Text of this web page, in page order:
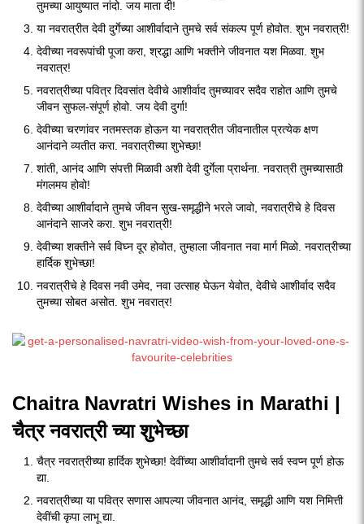
तुमच्या आयुष्यात नांदो. जय माता दी!
या नवरात्रीत देवी दुर्गेच्या आशीर्वादाने तुमचे सर्व संकल्प पूर्ण होवोत. शुभ नवरात्री!
देवीच्या नवरूपांची पूजा करा, श्रद्धा आणि भक्तीने जीवनात यश मिळवा. शुभ
नवरात्र!
नवरात्रीच्या पवित्र दिवसांत देवीचे आशीर्वाद तुमच्यावर सदैव राहोत आणि तुमचे
जीवन सुफल-संपूर्ण होवो. जय देवी दुर्गा!
देवीच्या चरणांवर नतमस्तक होऊन या नवरात्रीत जीवनातील प्रत्येक क्षण
आनंदाने व्यतीत करा. नवरात्रीच्या शुभेच्छा!
शांती, आनंद आणि संपत्ती मिळावी अशी देवी दुर्गेला प्रार्थना. नवरात्री तुमच्यासाठी
मंगलमय होवो!
देवीच्या आशीर्वादाने तुमचे जीवन सुख-समृद्धीने भरले जावो, नवरात्रीचे हे दिवस
आनंदाने साजरे करा. शुभ नवरात्री!
देवीच्या शक्तीने सर्व विघ्न दूर होवोत, तुम्हाला जीवनात नवा मार्ग मिळो. नवरात्रीच्या
हार्दिक शुभेच्छा!
नवरात्रीचे हे दिवस नवी उमेद, नवा उत्साह घेऊन येवोत, देवीचे आशीर्वाद सदैव
तुमच्या सोबत असोत. शुभ नवरात्र!
Chaitra Navratri Wishes in Marathi |
चैत्र नवरात्री च्या शुभेच्छा
चैत्र नवरात्रीच्या हार्दिक शुभेच्छा! देवींच्या आशीर्वादानी तुमचे सर्व स्वप्न पूर्ण होऊ
द्या.
नवरात्रीच्या या पवित्र सणास आपल्या जीवनात आनंद, समृद्धी आणि यश निमित्ती
देवींची कृपा लाभू द्या.